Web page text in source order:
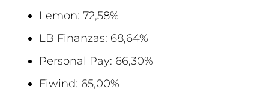
Lemon: 72,58%
LB Finanzas: 68,64%
Personal Pay: 66,30%
Fiwind: 65,00%